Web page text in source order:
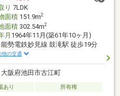
り 7LDK
面積151.9m2
面積302.54m2
月 1964年11月(築61年10ヶ月)
能勢電鉄妙見線 鼓滝駅 徒歩19分
他の交通
大阪府池田市古江町
あり 所有権